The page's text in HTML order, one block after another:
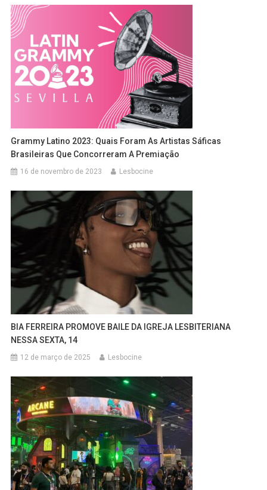
Grammy Latino 2023: Quais Foram As Artistas Sáficas
Brasileiras Que Concorreram A Premiação
16 de novembro de 2023 Lesbocine
BIA FERREIRA PROMOVE BAILE DA IGREJA LESBITERIANA
NESSA SEXTA, 14
12 de março de 2025 Lesbocine